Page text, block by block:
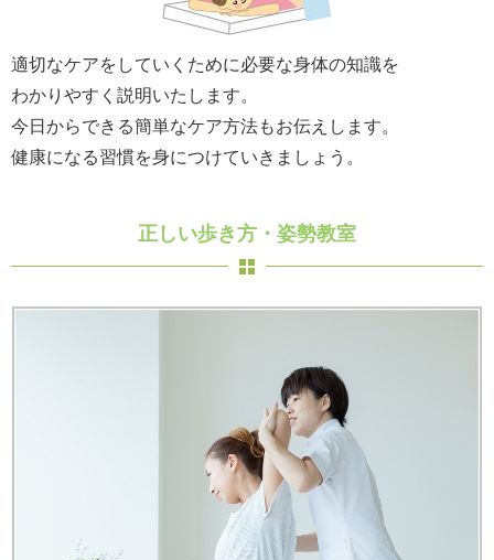
適切なケアをしていくために必要な身体の知識を
わかりやすく説明いたします。
今日からできる簡単なケア方法もお伝えします。
健康になる習慣を身につけていきましょう。
正しい歩き方・姿勢教室